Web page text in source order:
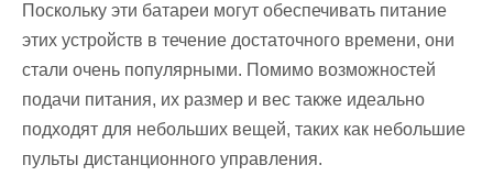
Поскольку эти батареи могут обеспечивать питание
этих устройств в течение достаточного времени, они
стали очень популярными. Помимо возможностей
подачи питания, их размер и вес также идеально
подходят для небольших вещей, таких как небольшие
пульты дистанционного управления.